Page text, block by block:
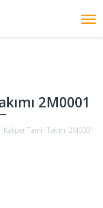
2M0001
Kaliper Tamir Takımı 2M0001